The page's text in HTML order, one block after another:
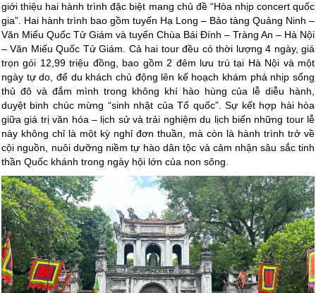
giới thiệu hai hành trình đặc biệt mang chủ đề “Hòa nhịp concert quốc
gia”. Hai hành trình bao gồm tuyến Hạ Long – Bảo tàng Quảng Ninh –
Văn Miếu Quốc Tử Giám và tuyến Chùa Bái Đính – Tràng An – Hà Nội
– Văn Miếu Quốc Tử Giám. Cả hai tour đều có thời lượng 4 ngày, giá
trọn gói 12,99 triệu đồng, bao gồm 2 đêm lưu trú tại Hà Nội và một
ngày tự do, để du khách chủ động lên kế hoạch khám phá nhịp sống
thủ đô và đắm mình trong không khí hào hùng của lễ diễu hành,
duyệt binh chúc mừng “sinh nhật của Tổ quốc”. Sự kết hợp hài hòa
giữa giá trị văn hóa – lịch sử và trải nghiệm du lịch biến những tour lễ
này không chỉ là một kỳ nghỉ đơn thuần, mà còn là hành trình trở về
cội nguồn, nuôi dưỡng niềm tự hào dân tộc và cảm nhận sâu sắc tinh
thần Quốc khánh trong ngày hội lớn của non sông.